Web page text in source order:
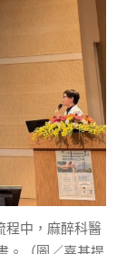
程中，麻醉科醫